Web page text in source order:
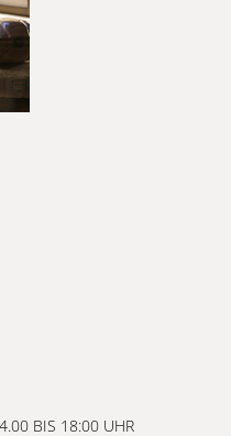
BIS 18:00 UHR